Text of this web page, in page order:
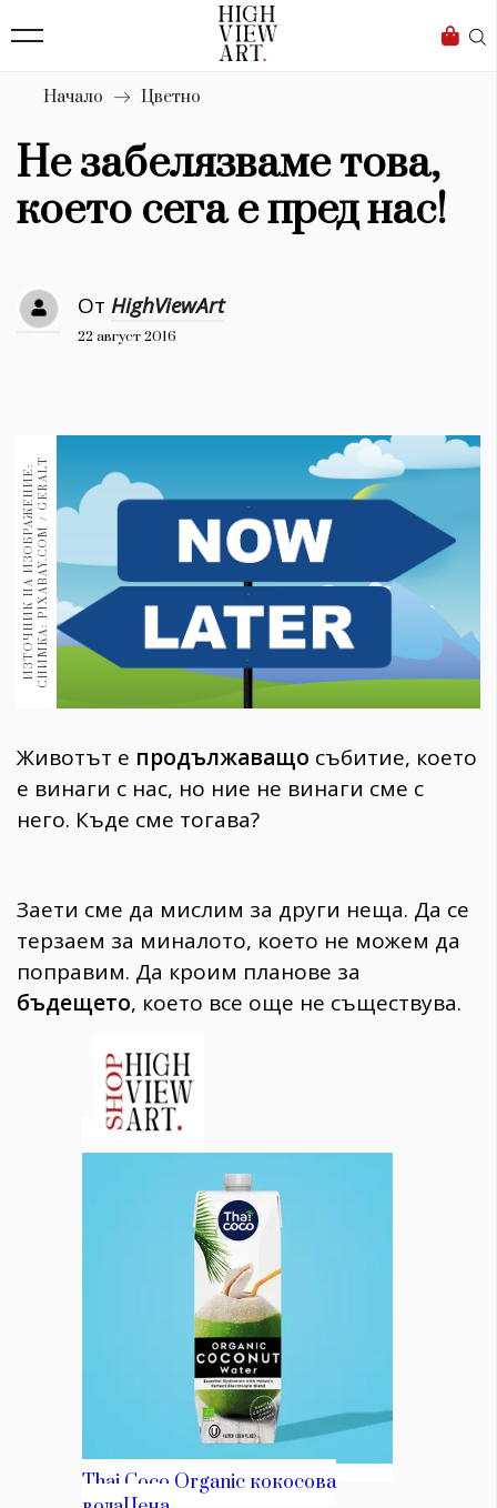
Бизнес
Мода
Dialogue
Изкуство
4340
Красота
777
Книги
30+ 1970
Гурме
Пътувай
237
389
Gentlemen
382
ПОСЛЕДВАЙТЕ
НИ
Начало Цветно
Не забелязваме това,
което сега е пред нас!
От HighViewArt
22 август 2016
И
З
Т
О
Ч
Н
И
К
Н
А
И
З
О
Б
Р
А
Ж
Е
Н
И
Е
:
С
Н
И
М
К
А
:
P
I
X
A
B
A
Y
.
C
O
M
/
G
E
R
A
LT
Животът е продължаващо събитие, което
е винаги с нас, но ние не винаги сме с
него. Къде сме тогава?
Заети сме да мислим за други неща. Да се
терзаем за миналото, което не можем да
поправим. Да кроим планове за
бъдещето, което все още не съществува.